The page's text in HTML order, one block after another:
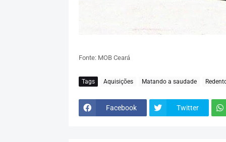
Fonte: MOB Ceará
Tags Aquisições Matando a saudade
Facebook Twitter